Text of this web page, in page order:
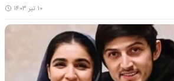
۱۰ تیر ۱۴۰۳